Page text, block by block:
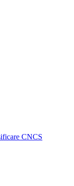
CNCS